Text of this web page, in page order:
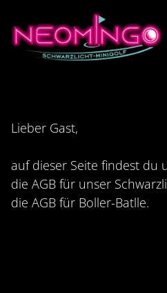
Lieber Gast,
auf dieser Seite findest du
die AGB für unser
die AGB für Boller-Batlle.